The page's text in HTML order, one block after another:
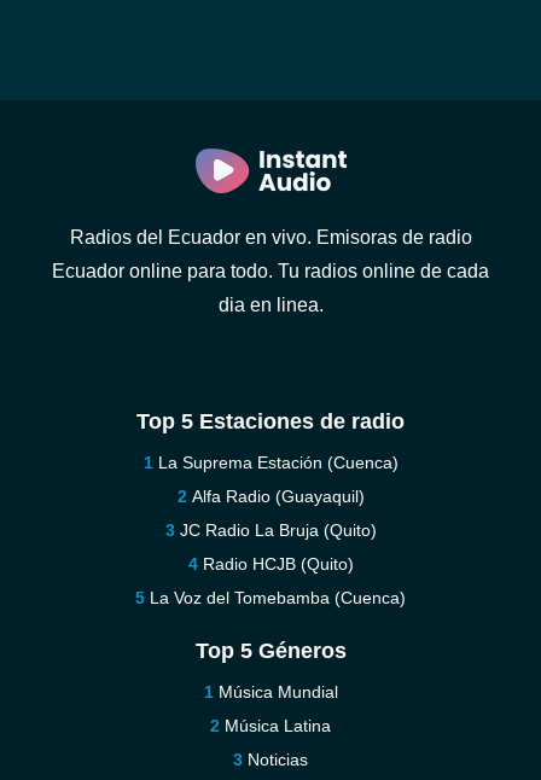
Radios del Ecuador en vivo. Emisoras de radio
Ecuador online para todo. Tu radios online de cada
dia en linea.
Top 5 Estaciones de radio
La Suprema Estación (Cuenca)
Alfa Radio (Guayaquil)
JC Radio La Bruja (Quito)
Radio HCJB (Quito)
La Voz del Tomebamba (Cuenca)
Top 5 Géneros
Música Mundial
Música Latina
Noticias